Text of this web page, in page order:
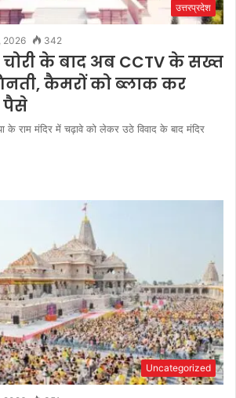
उत्तरप्रदेश
2026 342
चोरी के बाद अब CCTV के सख्त
कैमरों को ब्लाक कर
पैसे
के राम मंदिर में चढ़ावे को लेकर उठे विवाद के बाद मंदिर
Uncategorized